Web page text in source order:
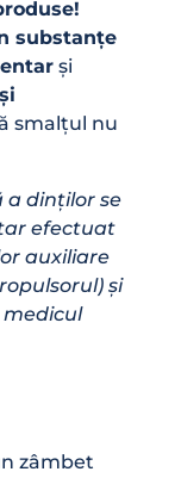
substanțe
și
smalțul nu
a dinților se
efectuat
auxiliare
și
zâmbet